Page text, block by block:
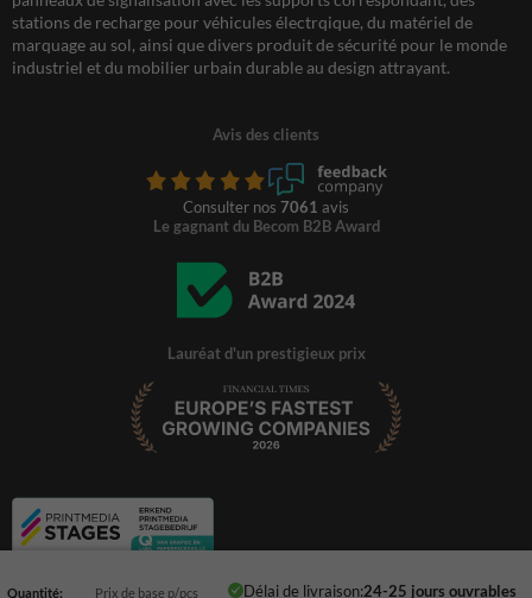
Quantité: Prix de base p/pcs Délai de livraison:24-25 jours ouvrables
stations de recharge pour véhicules électrqique, du matériel de
marquage au sol, ainsi que divers produit de sécurité pour le monde
industriel et du mobilier urbain durable au design attrayant.
Avis des clients
Consulter nos 7061 avis
Le gagnant du Becom B2B Award
Lauréat d'un prestigieux prix